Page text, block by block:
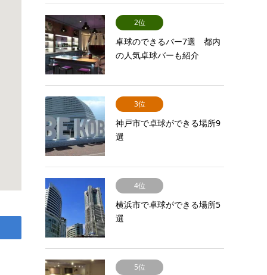
2位
卓球のできるバー7選 都内
の人気卓球バーも紹介
3位
神戸市で卓球ができる場所9
選
4位
横浜市で卓球ができる場所5
選
5位